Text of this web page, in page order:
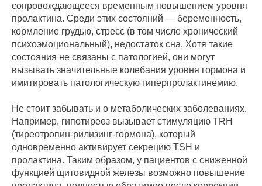
сопровождающееся временным повышением уровня
пролактина. Среди этих состояний — беременность,
кормление грудью, стресс (в том числе хронический
психоэмоциональный), недостаток сна. Хотя такие
состояния не связаны с патологией, они могут
вызывать значительные колебания уровня гормона и
имитировать патологическую гиперпролактинемию.
Не стоит забывать и о метаболических заболеваниях.
Например, гипотиреоз вызывает стимуляцию TRH
(тиреотропин-рилизинг-гормона), который
одновременно активирует секрецию TSH и
пролактина. Таким образом, у пациентов с сниженной
функцией щитовидной железы возможно повышение